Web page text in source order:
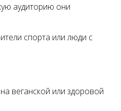
аудиторию они
спорта или люди с
веганской или здоровой